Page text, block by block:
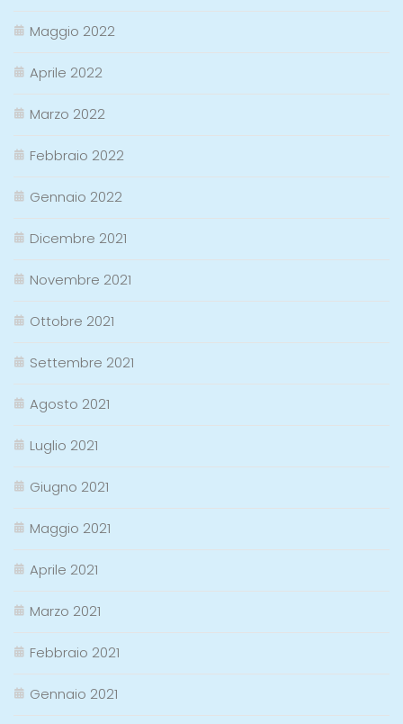
Maggio 2022
Aprile 2022
Marzo 2022
Febbraio 2022
Gennaio 2022
Dicembre 2021
Novembre 2021
Ottobre 2021
Settembre 2021
Agosto 2021
Luglio 2021
Giugno 2021
Maggio 2021
Aprile 2021
Marzo 2021
Febbraio 2021
Gennaio 2021